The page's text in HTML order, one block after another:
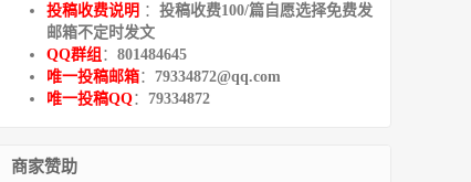
投稿收费说明 ： 投稿收费100/篇自愿选择免费发
邮箱不定时发文
QQ群组 ： 801484645
唯一投稿邮箱： 79334872@qq.com
唯一投稿QQ： 79334872
商家赞助